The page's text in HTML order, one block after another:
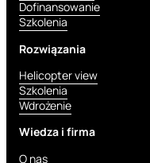
Dofinansowanie
Szkolenia
Rozwiązania
Helicopter view
Szkolenia
Wdrożenie
Wiedza i firma
O nas